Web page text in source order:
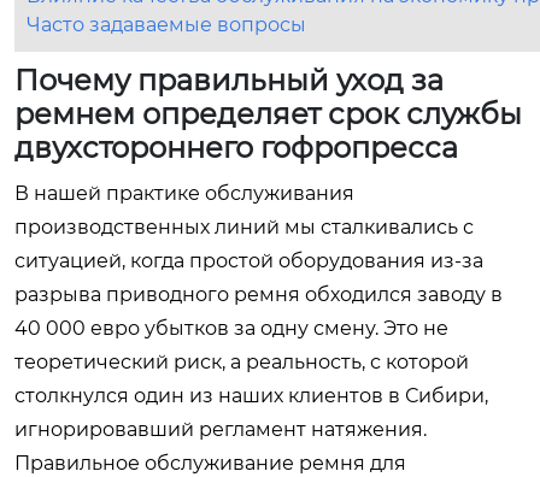
Часто задаваемые вопросы
Почему правильный уход за
ремнем определяет срок службы
двухстороннего гофропресса
В нашей практике обслуживания
производственных линий мы сталкивались с
ситуацией, когда простой оборудования из-за
разрыва приводного ремня обходился заводу в
40 000 евро убытков за одну смену. Это не
теоретический риск, а реальность, с которой
столкнулся один из наших клиентов в Сибири,
игнорировавший регламент натяжения.
Правильное обслуживание ремня для